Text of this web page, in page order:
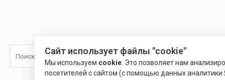
Сайт использует файлы "cookie"
Мы используем cookie . Это позволяет нам
посетителей с сайтом (с помощью данных аналитики